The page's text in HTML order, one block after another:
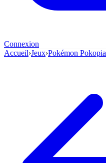
Connexion
Accueil›Jeux›Pokémon Pokopia